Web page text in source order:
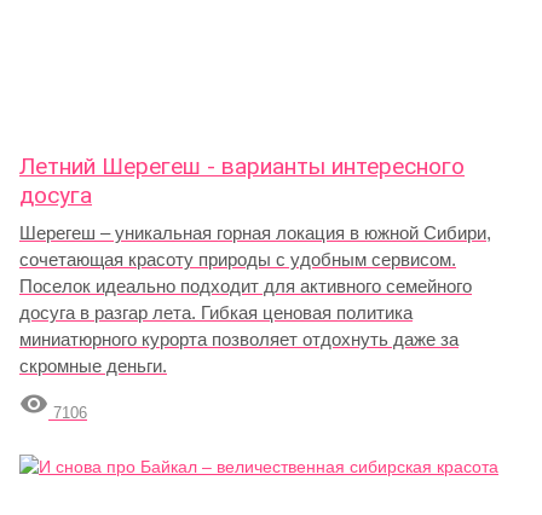
Летний Шерегеш - варианты интересного
досуга
Шерегеш – уникальная горная локация в южной Сибири,
сочетающая красоту природы с удобным сервисом.
Поселок идеально подходит для активного семейного
досуга в разгар лета. Гибкая ценовая политика
миниатюрного курорта позволяет отдохнуть даже за
скромные деньги.
 7106